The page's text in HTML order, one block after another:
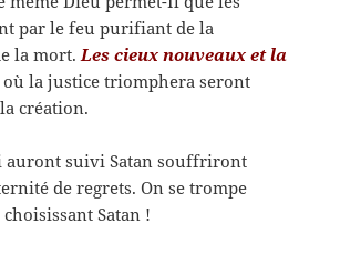
par le feu purifiant de la
la mort. Les cieux nouveaux et la
où la justice triomphera seront
création.
auront suivi Satan souffriront
de regrets. On se trompe
Satan !